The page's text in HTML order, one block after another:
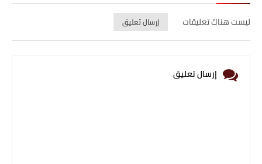
ليست هناك تعليقات إرسال تعليق
إرسال تعليق